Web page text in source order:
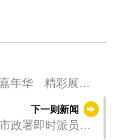
年华 精彩展演
下一则新闻
政署即时派员处